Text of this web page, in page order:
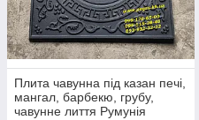
Плита чавунна під казан печі,
мангал, барбекю, грубу,
чавунне лиття Румунія